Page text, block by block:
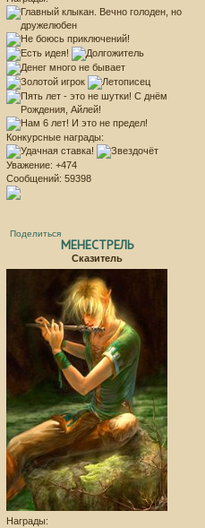
Конкурсные награды:
Уважение: +474
Сообщений: 59398
Поделиться
МЕНЕСТРЕЛЬ
Сказитель
Награды: